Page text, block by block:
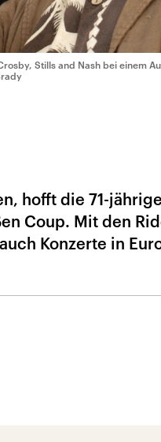
Stills and Nash bei einem
hofft die 71-jährige
Coup. Mit den
Konzerte in